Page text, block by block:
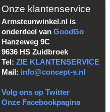
Onze klantenservice
Armsteunwinkel.nl is
onderdeel van GoodGo
Hanzeweg 9C
9636 HS Zuidbroek
Tel: ZIE KLANTENSERVICE
Mail: info@concept-s.nl
Volg ons op Twitter
Onze Facebookpagina